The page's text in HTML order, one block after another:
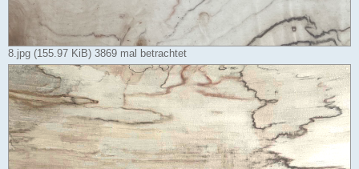
8.jpg (155.97 KiB) 3869 mal betrachtet